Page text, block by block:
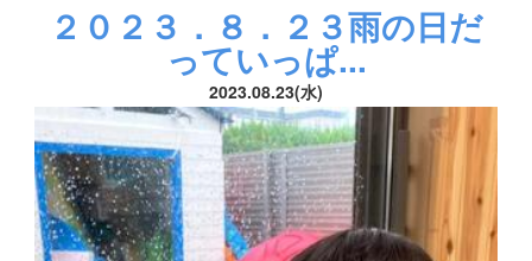
２０２３．８．２３雨の日だ
っていっぱ...
2023.08.23(水)